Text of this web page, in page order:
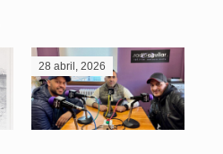
28 abril, 2026